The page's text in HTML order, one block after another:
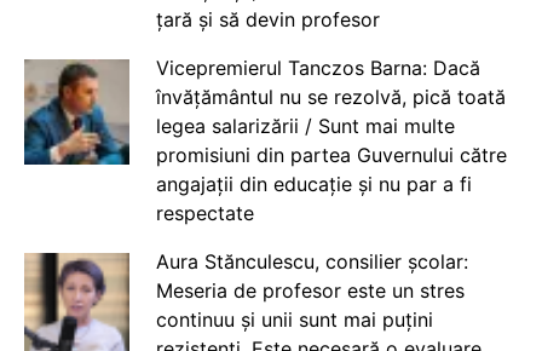
țară și să devin profesor
Vicepremierul Tanczos Barna: Dacă
învățământul nu se rezolvă, pică toată
legea salarizării / Sunt mai multe
promisiuni din partea Guvernului către
angajații din educație și nu par a fi
respectate
Aura Stănculescu, consilier școlar:
Meseria de profesor este un stres
continuu și unii sunt mai puțini